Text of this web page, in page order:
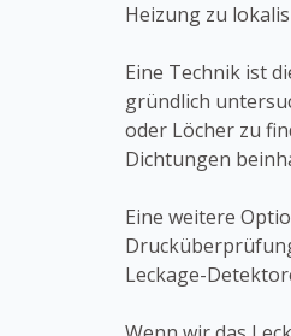
Heizung zu
Eine Technik ist
gründlich
oder Löcher zu
Dichtungen
Eine weitere
Leckage-